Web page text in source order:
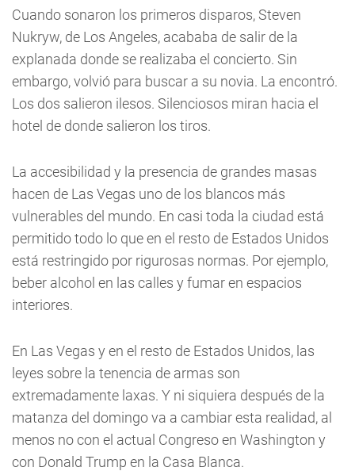
Cuando sonaron los primeros disparos, Steven
Nukryw, de Los Angeles, acababa de salir de la
explanada donde se realizaba el concierto. Sin
embargo, volvió para buscar a su novia. La encontró.
Los dos salieron ilesos. Silenciosos miran hacia el
hotel de donde salieron los tiros.
La accesibilidad y la presencia de grandes masas
hacen de Las Vegas uno de los blancos más
vulnerables del mundo. En casi toda la ciudad está
permitido todo lo que en el resto de Estados Unidos
está restringido por rigurosas normas. Por ejemplo,
beber alcohol en las calles y fumar en espacios
interiores.
En Las Vegas y en el resto de Estados Unidos, las
leyes sobre la tenencia de armas son
extremadamente laxas. Y ni siquiera después de la
matanza del domingo va a cambiar esta realidad, al
menos no con el actual Congreso en Washington y
con Donald Trump en la Casa Blanca.